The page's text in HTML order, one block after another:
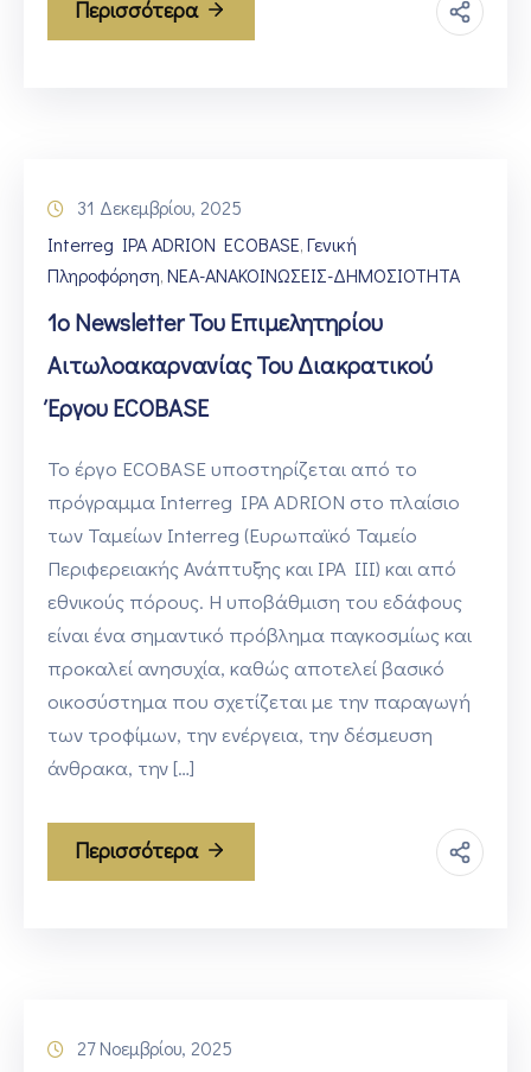
Περισσότερα
31 Δεκεμβρίου, 2025
Interreg IPA ADRION ECOBASE‚ Γενική
Πληροφόρηση‚ ΝΕΑ-ΑΝΑΚΟΙΝΩΣΕΙΣ-ΔΗΜΟΣΙΟΤΗΤΑ
1ο Newsletter Του Επιμελητηρίου
Αιτωλοακαρνανίας Του Διακρατικού
Έργου ECOBASE
Το έργο ECOBASE υποστηρίζεται από το
πρόγραμμα Interreg IPA ADRION στο πλαίσιο
των Ταμείων Interreg (Ευρωπαϊκό Ταμείο
Περιφερειακής Ανάπτυξης και IPA III) και από
εθνικούς πόρους. Η υποβάθμιση του εδάφους
είναι ένα σημαντικό πρόβλημα παγκοσμίως και
προκαλεί ανησυχία, καθώς αποτελεί βασικό
οικοσύστημα που σχετίζεται με την παραγωγή
των τροφίμων, την ενέργεια, την δέσμευση
άνθρακα, την […]
Περισσότερα
27 Νοεμβρίου, 2025